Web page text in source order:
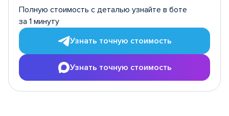
Полную стоимость с деталью узнайте в боте
за 1 минуту
Узнать точную стоимость
Узнать точную стоимость